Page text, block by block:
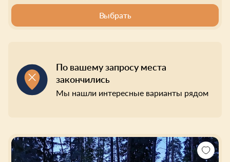
Выбрать
По вашему запросу места
закончились
Мы нашли интересные варианты рядом